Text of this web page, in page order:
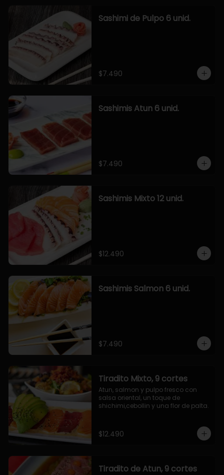
Sashimi de Pulpo 6 unid.
$7.490
Sashimis Atun 6 unid.
$7.490
Sashimis Mixto 12 unid.
$12.490
Sashimis Salmon 6 unid.
$7.490
Tiradito Mixto, 9 cortes
Atun, salmon y pulpo fresco con
salsa oriental, un toque de
shichimi,cebollin y una flor de palta.
$12.490
Tiradito de Atun, 9 cortes